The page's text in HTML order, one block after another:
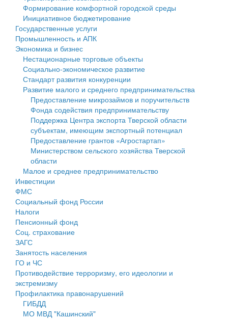
Государственные услуги
Промышленность и АПК
Экономика и бизнес
Символика
Устав
Гостям округа
Туризм
Культура
Образование
Здравоохранение
Социальная защита
Фотоальбом
муниципального округа Тверской области
Администрация Кашинского муниципального округа
Тверской области
Управление сельскими территориями
Открытые данные
Работа с обращениями граждан
Муниципальный контроль
Муниципальные услуги
Проекты административных регламентов
Антимонопольный комплаенс
Противодействие коррупции
Финансовое управление
Бюджет для граждан
Имущество
Выявление правообладателей ранее учтенных
объектов недвижимости
Имущественная поддержка субъектов малого и
среднего предпринимательства
Информационная поддержка субъектов малого и
среднего предпринимательства
Муниципальные программы
Контрольно-счетная палата
Персональные данные
Оценка регулирующего воздействия
Деятельность МУ
Нормативы градостроительного проектирования
Формирование комфортной городской среды
Инициативное бюджетирование
Государственные услуги
Промышленность и АПК
Экономика и бизнес
Нестационарные торговые объекты
Социально-экономическое развитие
Стандарт развития конкуренции
Развитие малого и среднего предпринимательства
Предоставление микрозаймов и поручительств
Фонда содействия предпринимательству
Поддержка Центра экспорта Тверской области
субъектам, имеющим экспортный потенциал
Предоставление грантов «Агростартап»
Министерством сельского хозяйства Тверской
области
Малое и среднее предпринимательство
Инвестиции
ФМС
Социальный фонд России
Налоги
Пенсионный фонд
Соц. страхование
ЗАГС
Занятость населения
ГО и ЧС
Противодействие терроризму, его идеологии и
экстремизму
Профилактика правонарушений
ГИБДД
МО МВД "Кашинский"